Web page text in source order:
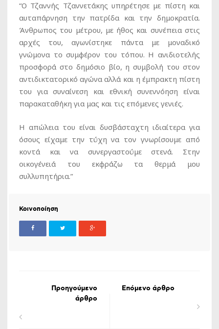
“Ο Τζαννής Τζαννετάκης υπηρέτησε με πίστη και
αυταπάρνηση την πατρίδα και την δημοκρατία.
Άνθρωπος του μέτρου, με ήθος και συνέπεια στις
αρχές του, αγωνίστηκε πάντα με μοναδικό
γνώμονα το συμφέρον του τόπου. Η ανιδιοτελής
προσφορά στο δημόσιο βίο, η συμβολή του στον
αντιδικτατορικό αγώνα αλλά και η έμπρακτη πίστη
του για συναίνεση και εθνική συνεννόηση είναι
παρακαταθήκη για μας και τις επόμενες γενιές.
Η απώλεια του είναι δυσβάσταχτη ιδιαίτερα για
όσους είχαμε την τύχη να τον γνωρίσουμε από
κοντά και να συνεργαστούμε στενά. Στην
οικογένειά του εκφράζω τα θερμά μου
συλλυπητήρια.”
Κοινοποίηση
Προηγούμενο
άρθρο
Επόμενο άρθρο